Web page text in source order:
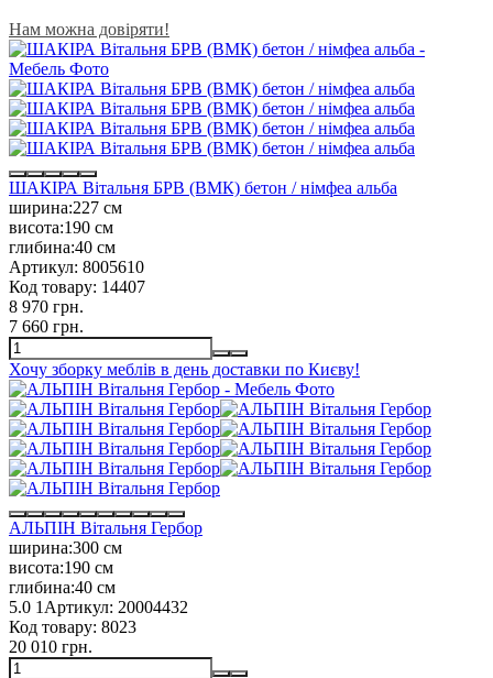
Нам можна довіряти!
ШАКІРА Вітальня БРВ (ВМК) бетон / німфеа альба
ширина:227 см
висота:190 см
глибина:40 см
Артикул: 8005610
Код товару: 14407
8 970 грн.
7 660 грн.
Хочу зборку меблів в день доставки по Києву!
АЛЬПІН Вітальня Гербор
ширина:300 см
висота:190 см
глибина:40 см
5.0 1 Артикул: 20004432
Код товару: 8023
20 010 грн.